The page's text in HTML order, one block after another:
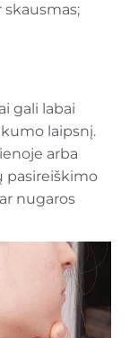
gali labai
laipsnį.
arba
pasireiškimo
nugaros